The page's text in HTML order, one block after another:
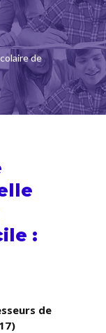
de
:
de